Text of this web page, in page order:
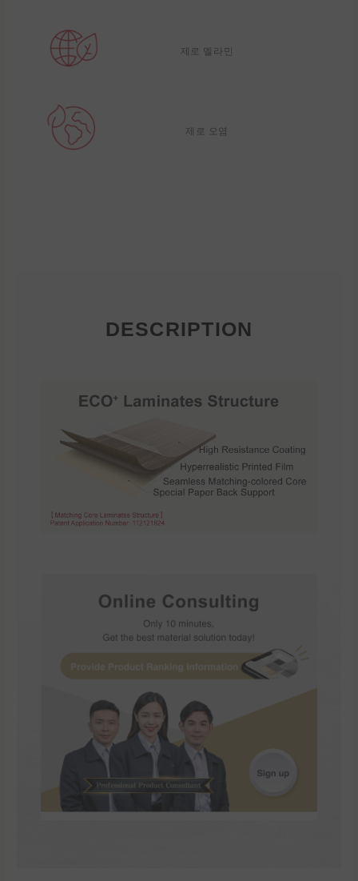
제로 멜라민
제로 오염
DESCRIPTION